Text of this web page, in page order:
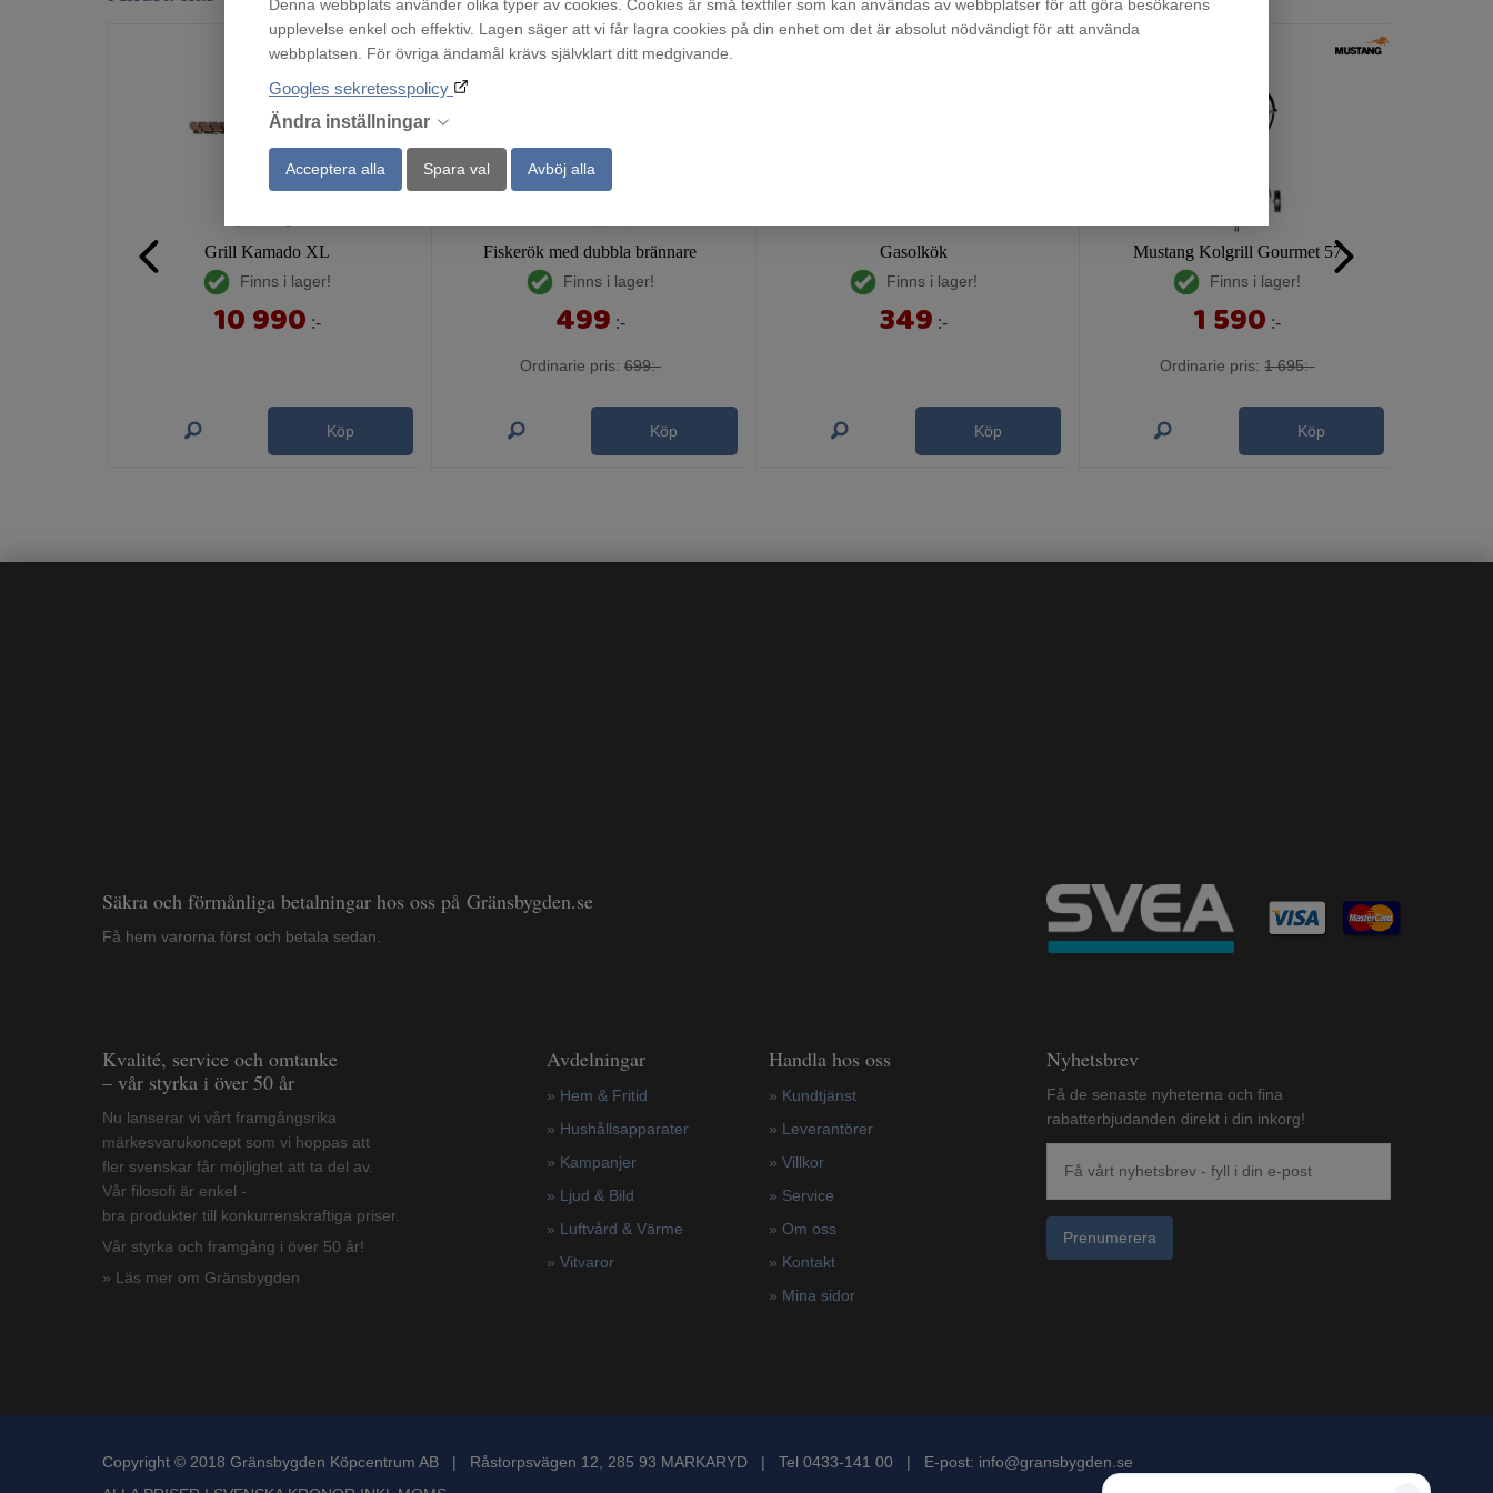
Denna webbplats använder olika typer av cookies. Cookies är små textfiler som kan användas av webbplatser för att göra besökarens
upplevelse enkel och effektiv. Lagen säger att vi får lagra cookies på din enhet om det är absolut nödvändigt för att använda
webbplatsen. För övriga ändamål krävs självklart ditt medgivande.
Googles sekretesspolicy
Ändra inställningar
Acceptera alla Spara val Avböj alla
Grill Kamado XL
Finns i lager!
10 990 :-
Köp
Fiskerök med dubbla brännare
Finns i lager!
499 :-
Ordinarie pris: 699:-
Köp
Gasolkök
Finns i lager!
349 :-
Köp
Mustang Kolgrill Gourmet 57
Finns i lager!
1 590 :-
Ordinarie pris: 1 695:-
Köp
Säkra och förmånliga betalningar hos oss på Gränsbygden.se
Få hem varorna först och betala sedan.
Kvalité, service och omtanke
– vår styrka i över 50 år
Nu lanserar vi vårt framgångsrika
märkesvarukoncept som vi hoppas att
fler svenskar får möjlighet att ta del av.
Vår filosofi är enkel -
bra produkter till konkurrenskraftiga priser.
Vår styrka och framgång i över 50 år!
» Läs mer om Gränsbygden
Avdelningar
» Hem & Fritid
» Hushållsapparater
» Kampanjer
» Ljud & Bild
» Luftvård & Värme
» Vitvaror
Handla hos oss
» Kundtjänst
» Leverantörer
» Villkor
» Service
» Om oss
» Kontakt
» Mina sidor
Nyhetsbrev
Få de senaste nyheterna och fina
rabatterbjudanden direkt i din inkorg!
Prenumerera
Copyright © 2018 Gränsbygden Köpcentrum AB | Råstorpsvägen 12, 285 93 MARKARYD | Tel 0433-141 00 | E-post: info@gransbygden.se